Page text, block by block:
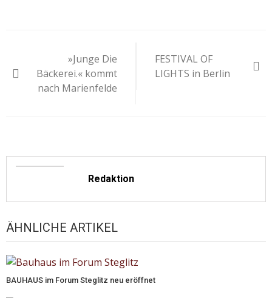
»Junge Die
Bäckerei.« kommt
nach Marienfelde
FESTIVAL OF
LIGHTS in Berlin
Redaktion
ÄHNLICHE ARTIKEL
BAUHAUS im Forum Steglitz neu eröffnet